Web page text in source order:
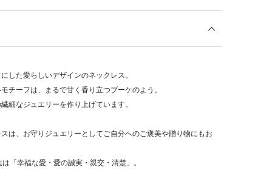
した愛らしいデザインのネックレス。
チーフは、まるで甘く香り立つブーケのよう。
細なジュエリーを作り上げています。
は、お守りジュエリーとしてご自分へのご褒美や贈り物にもお
「幸福な愛・愛の誠実・親交・清楚」。